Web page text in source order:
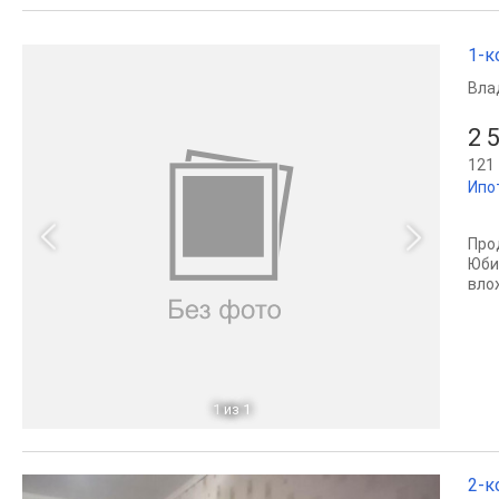
1 из 1
1-
2
121
2-